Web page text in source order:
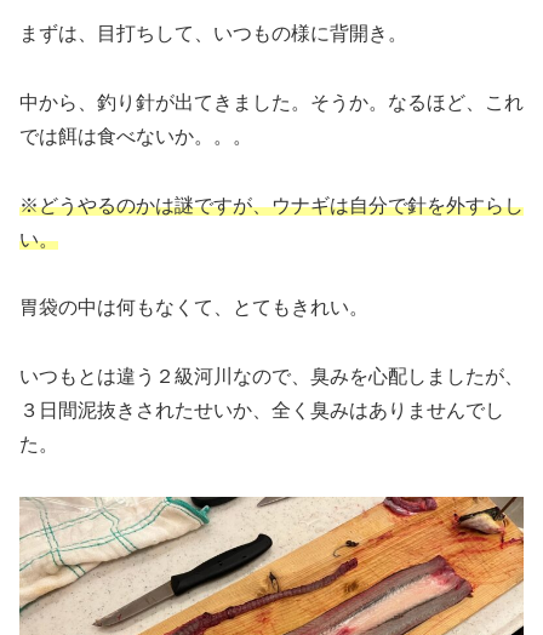
まずは、目打ちして、いつもの様に背開き。
中から、釣り針が出てきました。そうか。なるほど、これ
では餌は食べないか。。。
※どうやるのかは謎ですが、ウナギは自分で針を外すらし
い。
胃袋の中は何もなくて、とてもきれい。
いつもとは違う２級河川なので、臭みを心配しましたが、
３日間泥抜きされたせいか、全く臭みはありませんでし
た。